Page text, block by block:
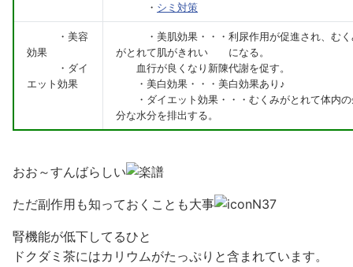
・ シミ対策
・美容
効果
・ダイ
エット効果
・美肌効果・・・利尿作用が促進され、むく
がとれて肌がきれい になる。
血行が良くなり新陳代謝を促す。
・美白効果・・・美白効果あり♪
・ダイエット効果・・・むくみがとれて体内の
分な水分を排出する。
おお～すんばらしい
ただ副作用も知っておくことも大事
腎機能が低下してるひと
ドクダミ茶にはカリウムがたっぷりと含まれています。